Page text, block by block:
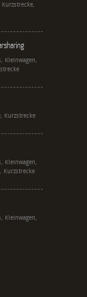
Kleinwagen,
Kurzstrecke
Kleinwagen,
Kurzstrecke
Kleinwagen,